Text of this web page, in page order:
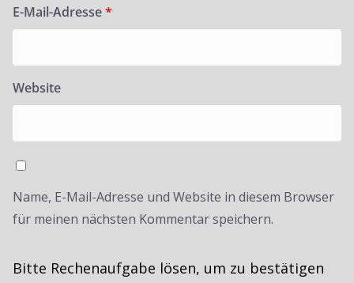
E-Mail-Adresse*
Website
Name, E-Mail-Adresse und Website in diesem Browser
für meinen nächsten Kommentar speichern.
Bitte Rechenaufgabe lösen, um zu bestätigen